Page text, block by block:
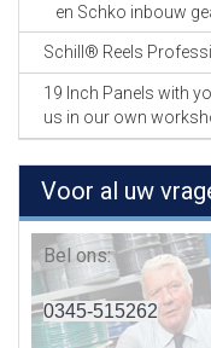
en Schko inbouw
Schill® Reels
19 Inch Panels with
us in our own
Voor al uw
Bel ons:
0345-515262